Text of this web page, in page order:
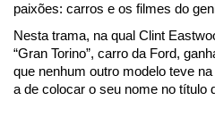
paixões: carros e os filmes do
Nesta trama, na qual Clint
“Gran Torino”, carro da Ford,
que nenhum outro modelo teve
a de colocar o seu nome no título